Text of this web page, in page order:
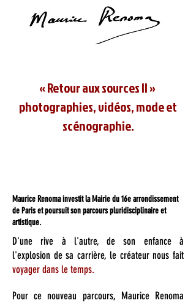
« Retour aux sources II »
photographies, vidéos, mode et
scénographie.
Maurice Renoma investit la Mairie du 16e arrondissement
de Paris et poursuit son parcours pluridisciplinaire et
artistique.
D'une rive à l'autre, de son enfance à
l'explosion de sa carrière, le créateur nous fait
voyager dans le temps.
Pour ce nouveau parcours, Maurice Renoma